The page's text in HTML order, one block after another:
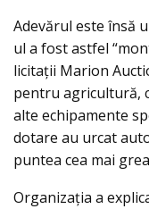
Adevărul este însă
ul a fost astfel
licitaţii Marion
pentru agricultură,
alte echipamente
dotare au urcat
puntea cea mai
Organizația a